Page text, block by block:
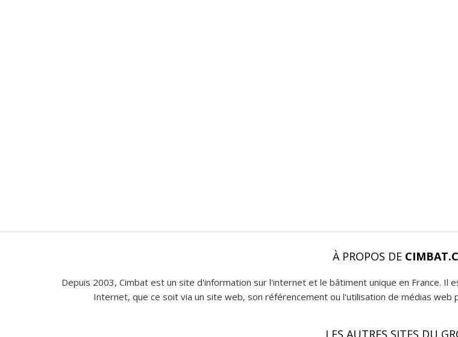
À PROPOS DE
Depuis 2003, Cimbat est un site d'information sur l'internet et le bâtiment unique en France.
Internet, que ce soit via un site web, son référencement ou l'utilisation de médias
LES AUTRES SITES DU